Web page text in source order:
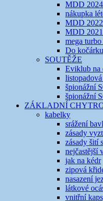
MDD
nákupka
MDD
MDD
mega
Do kočárku
SOUTĚŽE
Eviklub na
špionážní
špionážní
ZÁKLADNÍ
kabelky
srážení
zásady
zásady šití
nejčastější
jak na kédr
zipová
nasazení
látkové
vnitřní